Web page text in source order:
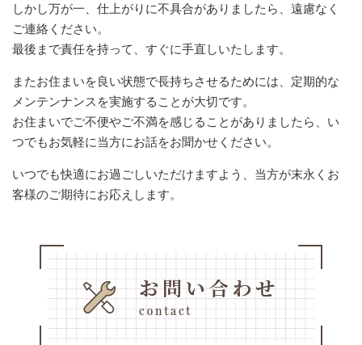
しかし万が一、仕上がりに不具合がありましたら、遠慮なく
ご連絡ください。
最後まで責任を持って、すぐに手直しいたします。
またお住まいを良い状態で長持ちさせるためには、定期的な
メンテンナンスを実施することが大切です。
お住まいでご不便やご不満を感じることがありましたら、い
つでもお気軽に当方にお話をお聞かせください。
いつでも快適にお過ごしいただけますよう、当方が末永くお
客様のご期待にお応えします。